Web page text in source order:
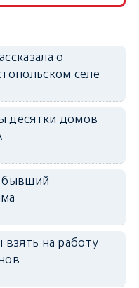
о
селе
десятки домов
бывший
на работу